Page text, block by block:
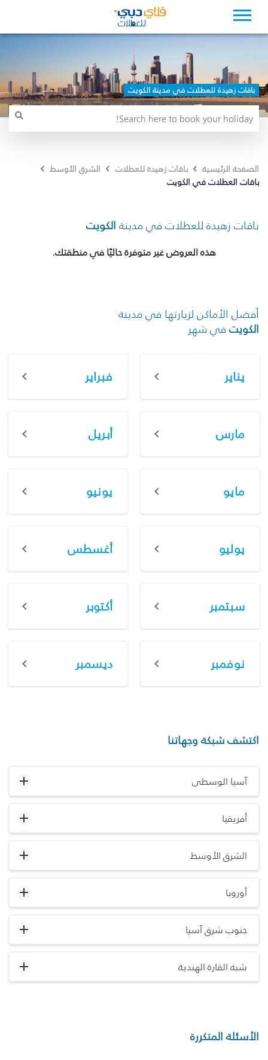
باقات زهيدة للعطلات في مدينة الكويت
الصفحة الرئيسية باقات زهيدة للعطلات
الشرق الأوسط
باقات العطلات في الكويت
باقات زهيدة للعطلات في مدينة الكويت
هذه العروض غير متوفرة حاليًا في منطقتك.
أفضل الأماكن لزيارتها في مدينة
الكويت في شهر
يناير فبراير
مارس أبريل
مايو يونيو
يوليو أغسطس
سبتمبر أكتوبر
نوفمبر ديسمبر
اكتشف شبكة وجهاتنا
آسيا الوسطى
أفريقيا
الشرق الأوسط
أوروبا
جنوب شرق آسيا
شبه القارة الهندية
الأسئلة المتكررة